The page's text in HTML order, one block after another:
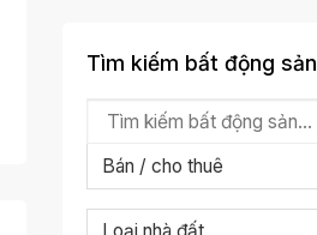
Tìm kiếm bất động sản